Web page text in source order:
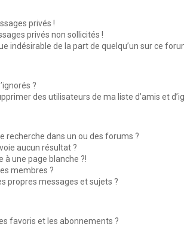
privés !
privés non sollicités !
indésirable de la part de quelqu’un sur ce
?
des utilisateurs de ma liste d’amis et
recherche dans un ou des forums ?
aucun résultat ?
à une page blanche ?!
membres ?
propres messages et sujets ?
favoris et les abonnements ?